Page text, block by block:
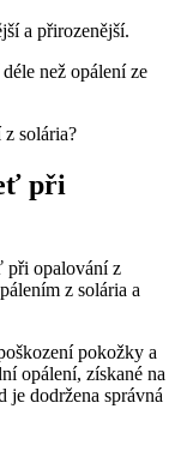
a přirozenější.
než opálení ze
při
při opalování z
z solária a
pokožky a
opálení, získané na
dodržena správná